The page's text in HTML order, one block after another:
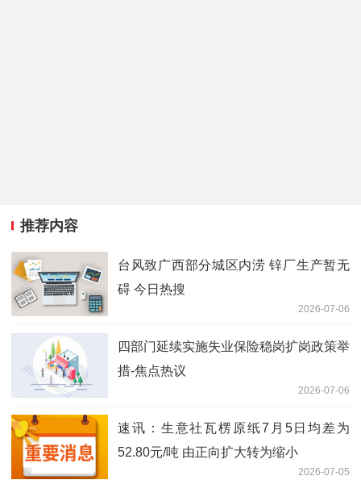
推荐内容
台风致广西部分城区内涝 锌厂生产暂无
碍 今日热搜
2026-07-06
四部门延续实施失业保险稳岗扩岗政策举
措-焦点热议
2026-07-06
速讯：生意社瓦楞原纸7月5日均差为
52.80元/吨 由正向扩大转为缩小
2026-07-05